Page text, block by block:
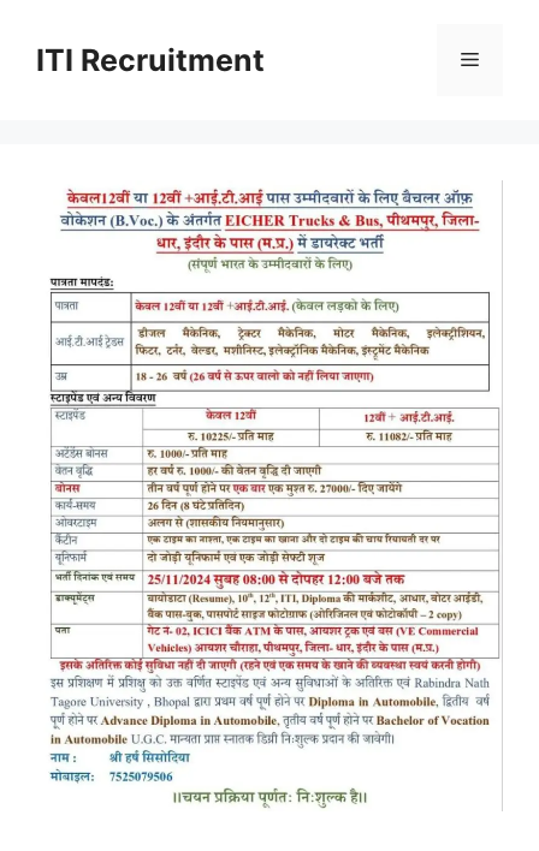
contentITI Recruitment Menu